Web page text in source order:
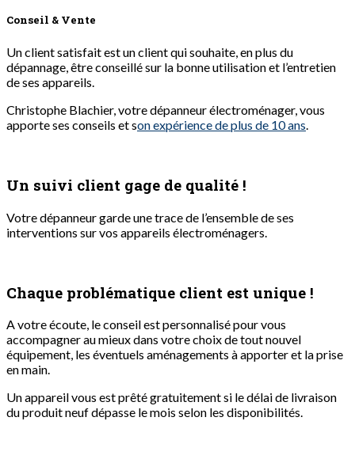
Conseil & Vente
Un client satisfait est un client qui souhaite, en plus du
dépannage, être conseillé sur la bonne utilisation et l’entretien
de ses appareils.
Christophe Blachier, votre dépanneur électroménager, vous
apporte ses conseils et son expérience de plus de 10 ans.
Un suivi client gage de qualité !
Votre dépanneur garde une trace de l’ensemble de ses
interventions sur vos appareils électroménagers.
Chaque problématique client est unique !
A votre écoute, le conseil est personnalisé pour vous
accompagner au mieux dans votre choix de tout nouvel
équipement, les éventuels aménagements à apporter et la prise
en main.
Un appareil vous est prêté gratuitement si le délai de livraison
du produit neuf dépasse le mois selon les disponibilités.